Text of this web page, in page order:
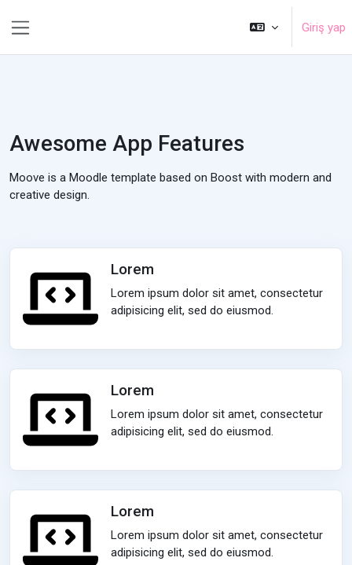
Giriş yap
Awesome App Features
Moove is a Moodle template based on Boost with modern and
creative design.
Lorem
Lorem ipsum dolor sit amet, consectetur
adipisicing elit, sed do eiusmod.
Lorem
Lorem ipsum dolor sit amet, consectetur
adipisicing elit, sed do eiusmod.
Lorem
Lorem ipsum dolor sit amet, consectetur
adipisicing elit, sed do eiusmod.